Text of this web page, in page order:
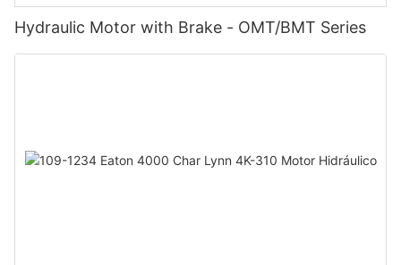
Hydraulic Motor with Brake - OMT/BMT Series